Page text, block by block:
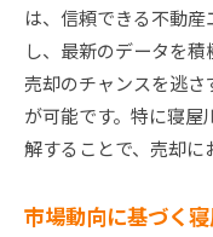
は、信頼できる不動
し、最新のデータを積
売却のチャンスを逃
が可能です。特に寝
解することで、売却に
市場動向に基づく